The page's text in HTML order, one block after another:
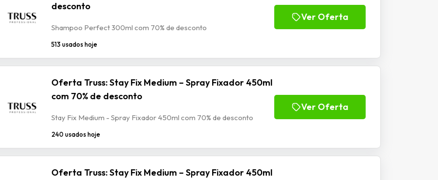
desconto
Shampoo Perfect 300ml com 70% de desconto
513 usados hoje
Ver Oferta
Oferta Truss: Stay Fix Medium – Spray Fixador 450ml
com 70% de desconto
Stay Fix Medium - Spray Fixador 450ml com 70% de desconto
240 usados hoje
Ver Oferta
Oferta Truss: Stay Fix Medium – Spray Fixador 450ml